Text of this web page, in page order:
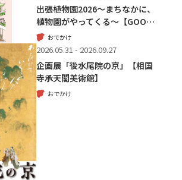
出張植物園2026～まちなかに、
植物園がやってくる～【GOO…
おでかけ
2026.05.31 - 2026.09.27
企画展「後水尾院の京」【相国
寺承天閣美術館】
おでかけ